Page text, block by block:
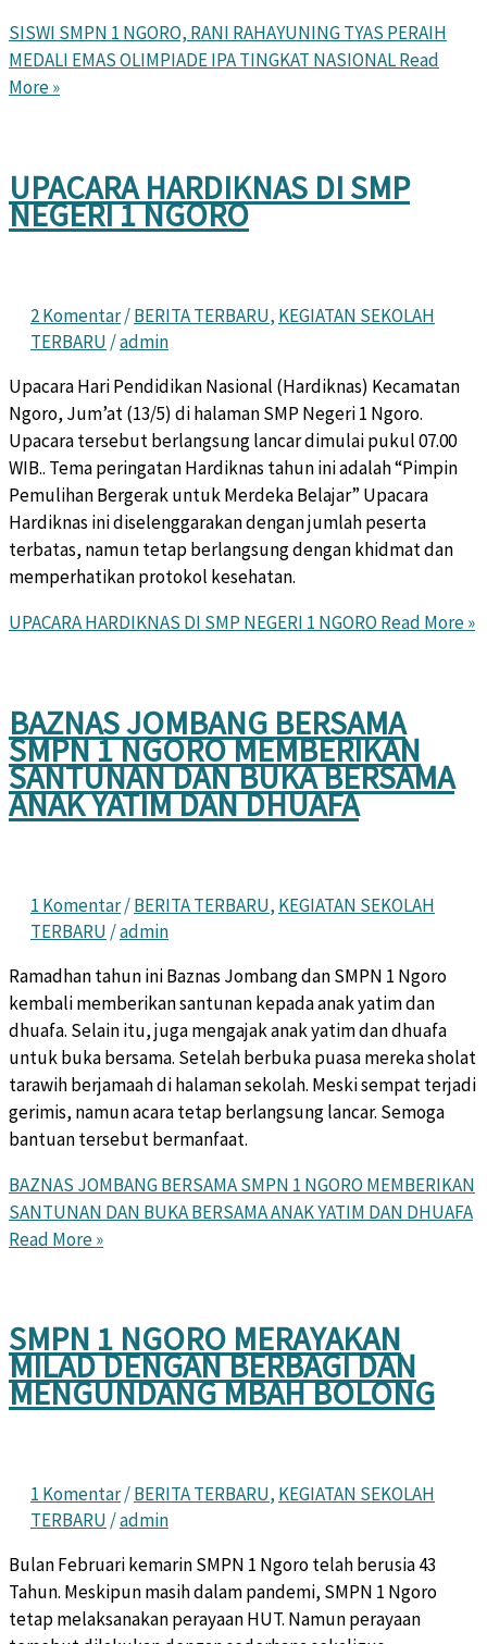
SISWI SMPN 1 NGORO, RANI RAHAYUNING TYAS PERAIH
MEDALI EMAS OLIMPIADE IPA TINGKAT NASIONALRead
More »
UPACARA HARDIKNAS DI SMP
NEGERI 1 NGORO
2 Komentar/BERITA TERBARU, KEGIATAN SEKOLAH
TERBARU /admin
Upacara Hari Pendidikan Nasional (Hardiknas) Kecamatan
Ngoro, Jum’at (13/5) di halaman SMP Negeri 1 Ngoro.
Upacara tersebut berlangsung lancar dimulai pukul 07.00
WIB.. Tema peringatan Hardiknas tahun ini adalah “Pimpin
Pemulihan Bergerak untuk Merdeka Belajar” Upacara
Hardiknas ini diselenggarakan dengan jumlah peserta
terbatas, namun tetap berlangsung dengan khidmat dan
memperhatikan protokol kesehatan.
UPACARA HARDIKNAS DI SMP NEGERI 1 NGORO Read More »
BAZNAS JOMBANG BERSAMA
SMPN 1 NGORO MEMBERIKAN
SANTUNAN DAN BUKA BERSAMA
ANAK YATIM DAN DHUAFA
1 Komentar/BERITA TERBARU, KEGIATAN SEKOLAH
TERBARU /admin
Ramadhan tahun ini Baznas Jombang dan SMPN 1 Ngoro
kembali memberikan santunan kepada anak yatim dan
dhuafa. Selain itu, juga mengajak anak yatim dan dhuafa
untuk buka bersama. Setelah berbuka puasa mereka sholat
tarawih berjamaah di halaman sekolah. Meski sempat terjadi
gerimis, namun acara tetap berlangsung lancar. Semoga
bantuan tersebut bermanfaat.
BAZNAS JOMBANG BERSAMA SMPN 1 NGORO MEMBERIKAN
SANTUNAN DAN BUKA BERSAMA ANAK YATIM DAN DHUAFA
Read More »
SMPN 1 NGORO MERAYAKAN
MILAD DENGAN BERBAGI DAN
MENGUNDANG MBAH BOLONG
1 Komentar/BERITA TERBARU, KEGIATAN SEKOLAH
TERBARU /admin
Bulan Februari kemarin SMPN 1 Ngoro telah berusia 43
Tahun. Meskipun masih dalam pandemi, SMPN 1 Ngoro
tetap melaksanakan perayaan HUT. Namun perayaan